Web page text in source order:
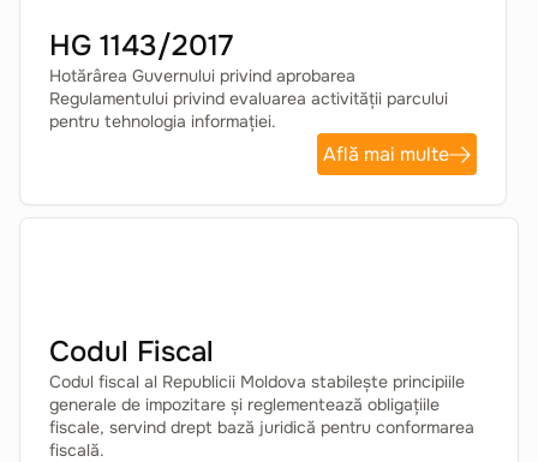
HG 1143/2017
Hotărârea Guvernului privind aprobarea
Regulamentului privind evaluarea activității parcului
pentru tehnologia informației.
Află mai multe
Codul Fiscal
Codul fiscal al Republicii Moldova stabilește principiile
generale de impozitare și reglementează obligațiile
fiscale, servind drept bază juridică pentru conformarea
fiscală.